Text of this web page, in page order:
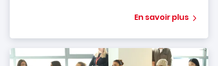
En savoir plus